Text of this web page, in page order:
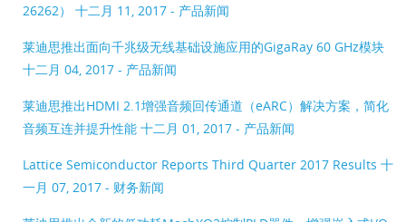
26262） 十二月 11, 2017 - 产品新闻
莱迪思推出面向千兆级无线基础设施应用的GigaRay 60 GHz模块
十二月 04, 2017 - 产品新闻
莱迪思推出HDMI 2.1增强音频回传通道（eARC）解决方案，简化
音频互连并提升性能 十二月 01, 2017 - 产品新闻
Lattice Semiconductor Reports Third Quarter 2017 Results 十
一月 07, 2017 - 财务新闻